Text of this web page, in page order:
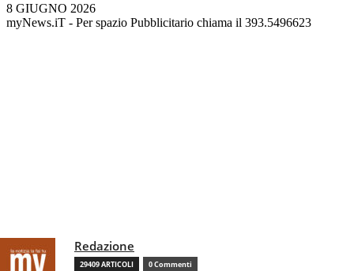
8 GIUGNO 2026
myNews.iT - Per spazio Pubblicitario chiama il 393.5496623
Redazione
29409 ARTICOLI 0 Commenti